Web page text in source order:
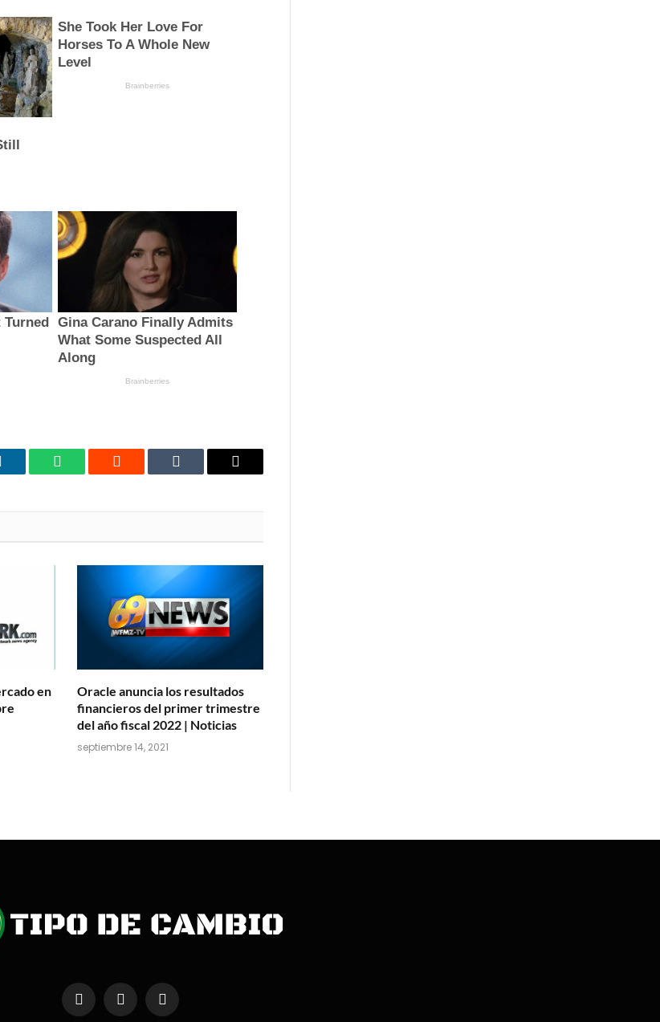
WhatsAppReddit Tumblr Email
en
Oracle anuncia los resultados
financieros del primer trimestre
del año fiscal 2022 | Noticias
septiembre 14, 2021
FacebookX
Instagram